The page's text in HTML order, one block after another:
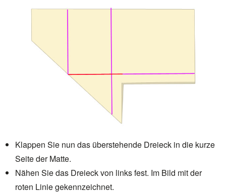
Klappen Sie nun das überstehende Dreieck in die kurze
Seite der Matte.
Nähen Sie das Dreieck von links fest. Im Bild mit der
roten Linie gekennzeichnet.